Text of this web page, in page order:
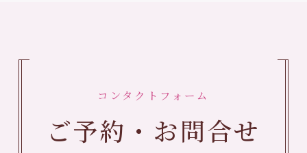
コンタクトフォーム
ご予約・お問合せ